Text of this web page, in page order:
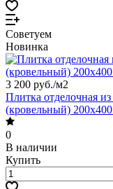
Советуем
Новинка
3 200 руб./м2
Плитка отделочная
(кровельный)
0
В наличии
Купить